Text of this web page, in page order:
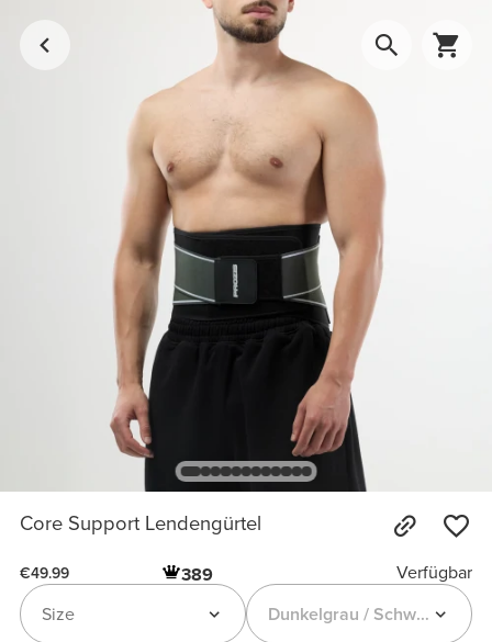
Core Support Lendengürtel
€49.99 389
Verfügbar
Dunkelgrau / Schwarz
Size